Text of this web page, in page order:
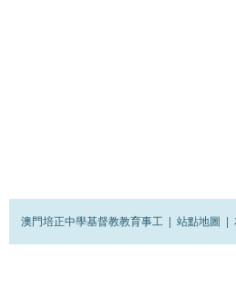
澳門培正中學基督教教育事工 站點地圖